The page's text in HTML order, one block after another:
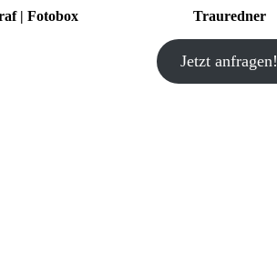
| Fotobox Trauredner
Jetzt anfragen!